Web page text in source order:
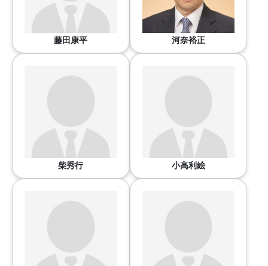
藤田康平 河奈裕正
柴秀行 小高利絵